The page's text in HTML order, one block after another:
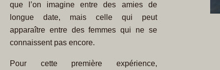
que l’on imagine entre des amies de
longue date, mais celle qui peut
apparaître entre des femmes qui ne se
connaissent pas encore.
Pour cette première expérience,